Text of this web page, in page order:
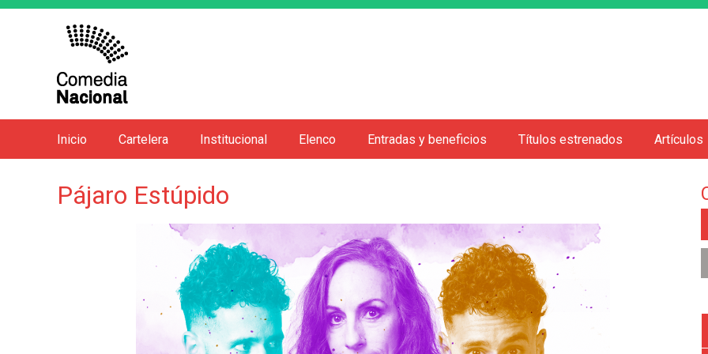
Pájaro Estúpido
n
Inicio Cartelera Institucional Elenco Entradas y beneficios Títulos estrenados Artículos